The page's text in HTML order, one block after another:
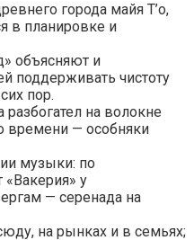
города майя Т’о,
в планировке и
объясняют и
поддерживать чистоту
пор.
на волокне
времени — особняки
музыки: по
у
— серенада на
на рынках и в семьях;